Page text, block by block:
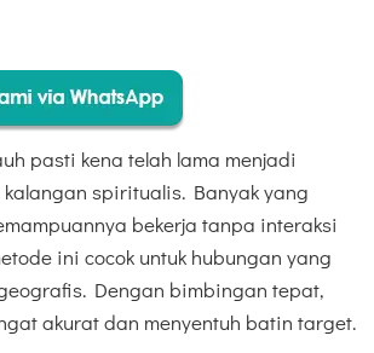
pasti kena telah lama menjadi
spiritualis. Banyak yang
bekerja tanpa interaksi
ini cocok untuk hubungan yang
Dengan bimbingan tepat,
akurat dan menyentuh batin target.